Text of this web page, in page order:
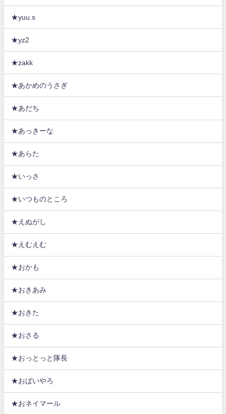
★yuu.s
★yz2
★zakk
★あかめのうさぎ
★あだち
★あっきーな
★あらた
★いっさ
★いつものところ
★えぬがし
★えむえむ
★おかも
★おきあみ
★おきた
★おさる
★おっとっと隊長
★おぱいやろ
★おネイマール